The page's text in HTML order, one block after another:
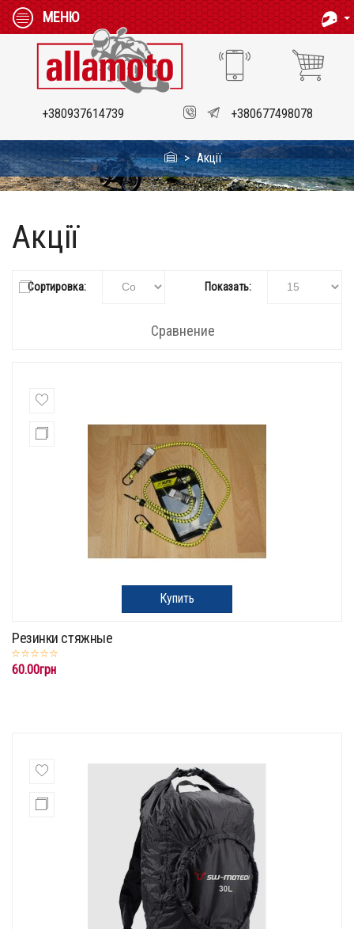
МЕНЮ
+380937614739 +380677498078
Акції
Акції
Сортировка: Показать:
Сравнение
Купить
Резинки стяжные
60.00грн